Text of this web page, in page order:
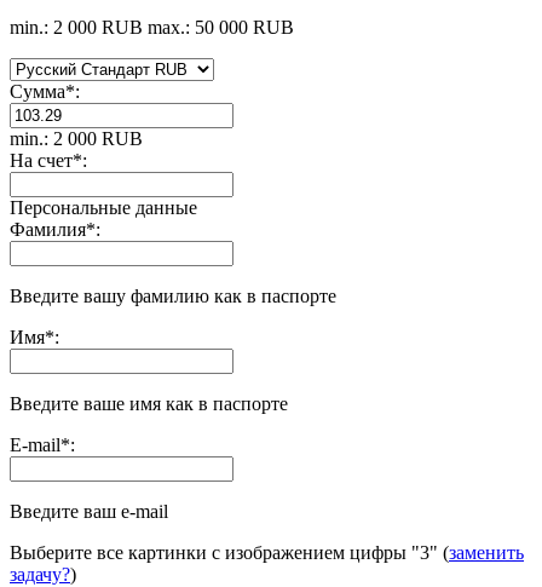
min.: 2 000 RUB max.: 50 000 RUB
Сумма*:
min.: 2 000 RUB
На счет*:
Персональные данные
Фамилия*:
Введите вашу фамилию как в паспорте
Имя*:
Введите ваше имя как в паспорте
E-mail*:
Введите ваш e-mail
Выберите все картинки с изображением цифры "3" (заменить
задачу?)